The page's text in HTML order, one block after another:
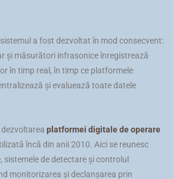
a fost dezvoltat în mod consecvent:
și măsurători infrasonice înregistrează
în timp real, în timp ce platformele
și evaluează toate datele
platformei digitale de operare
încă din anii 2010. Aici se reunesc
sistemele de detectare și controlul
monitorizarea și declanșarea prin